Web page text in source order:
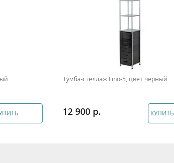
Тумба-стеллаж Lino-5, цвет черный
12 900 КУПИТЬ